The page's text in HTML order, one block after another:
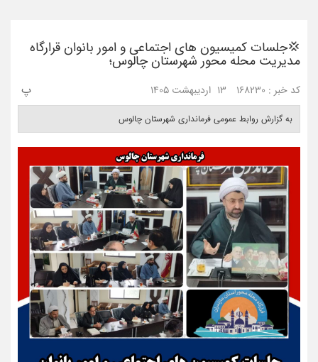
💢جلسات کمیسیون های اجتماعی و امور بانوان قرارگاه
مدیریت محله محور شهرستان چالوس؛
کد خبر : 168230 13 اردیبهشت 1405 پ
به گزارش روابط عمومی فرمانداری شهرستان چالوس ‎